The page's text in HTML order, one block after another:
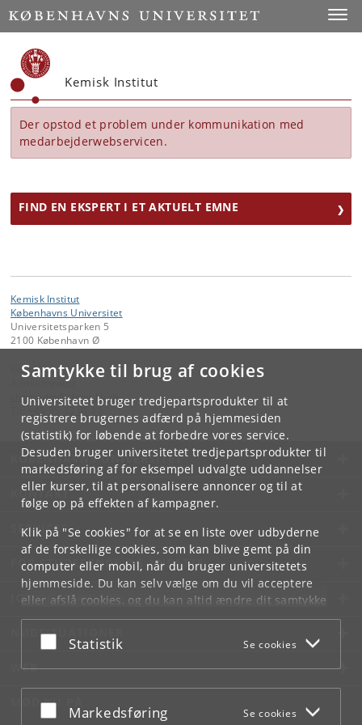
Samtykke til brug af cookies
Universitetet bruger tredjepartsprodukter til at
registrere brugernes adfærd på hjemmesiden
(statistik) for løbende at forbedre vores service.
Desuden bruger universitetet tredjepartsprodukter til
markedsføring af for eksempel udvalgte uddannelser
eller kurser, til at personalisere annoncer og til at
følge op på effekten af kampagner.
Klik på "Se cookies" for at se en liste over udbyderne
af de forskellige cookies, som kan blive gemt på din
computer eller mobil, når du bruger universitetets
hjemmeside. Du kan selv vælge om du vil acceptere
eller afslå cookies, og du kan altid ændre dit samtykke
underCookie- og privatlivspolitiksom du finder i
bunden af hver side.
Acceptér eller afslå
Statistik Se cookies
Acceptér eller afslå
Markedsføring Se cookies
Start
Kemisk Institut
Der opstod et problem under kommunikation med
medarbejderwebservicen.
FIND EN EKSPERT I ET AKTUELT EMNE
Kemisk Institut
Københavns Universitet
Universitetsparken 5
2100 København Ø
Kontakt:
Administrator
chemadm@chem. ku.dk
KØBENHAVNS UNIVERSITET
KONTAKT
SERVICES
FOR STUDERENDE OG ANSATTE
JOB OG KARRIERE
NØDSITUATIONER
WEB
MØD KU PÅ